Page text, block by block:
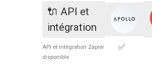
🔌 API et
intégration
API et intégration Zapier
disponible
✅